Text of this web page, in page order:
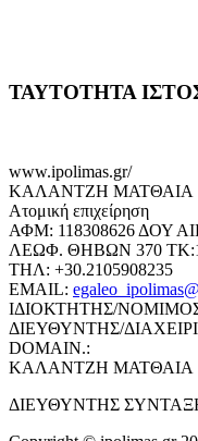
ΤΑΥΤΟΤΗΤΑ
www.ipolimas.gr/
ΚΑΛΑΝΤΖΗ ΜΑΤΘΑΙΑ
Ατομική επιχείρηση
ΑΦΜ: 118308626 ΔΟΥ
ΛΕΩΦ. ΘΗΒΩΝ 370
ΤΗΛ: +30.2105908235
EMAIL:
ΙΔΙΟΚΤΗΤΗΣ/
ΔΙΕΥΘΥΝΤΗΣ/
DOMAIN.:
ΚΑΛΑΝΤΖΗ ΜΑΤΘΑΙΑ
ΔΙΕΥΘΥΝΤΗΣ